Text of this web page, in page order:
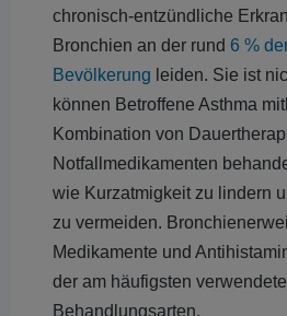
chronisch-entzündliche
Bronchien an der rund 6 %
Bevölkerung leiden. Sie ist
können Betroffene Asthma
Kombination von
Notfallmedikamenten
wie Kurzatmigkeit zu lindern
zu vermeiden.
Medikamente und
der am häufigsten
Behandlungsarten.